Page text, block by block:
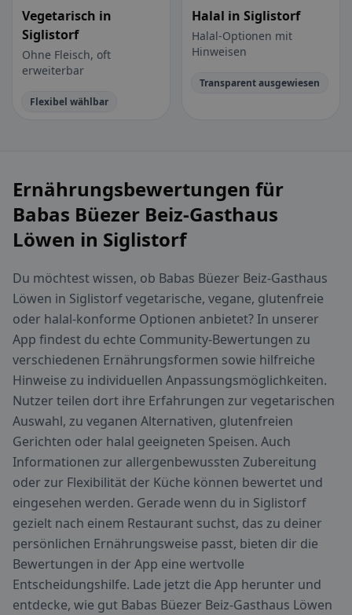
Vegetarisch in
Siglistorf
Ohne Fleisch, oft
erweiterbar
Flexibel wählbar
Halal in Siglistorf
Halal-Optionen mit
Hinweisen
Transparent ausgewiesen
Ernährungsbewertungen für
Babas Büezer Beiz-Gasthaus
Löwen in Siglistorf
Du möchtest wissen, ob Babas Büezer Beiz-Gasthaus
Löwen in Siglistorf vegetarische, vegane, glutenfreie
oder halal-konforme Optionen anbietet? In unserer
App findest du echte Community-Bewertungen zu
verschiedenen Ernährungsformen sowie hilfreiche
Hinweise zu individuellen Anpassungsmöglichkeiten.
Nutzer teilen dort ihre Erfahrungen zur vegetarischen
Auswahl, zu veganen Alternativen, glutenfreien
Gerichten oder halal geeigneten Speisen. Auch
Informationen zur allergenbewussten Zubereitung
oder zur Flexibilität der Küche können bewertet und
eingesehen werden. Gerade wenn du in Siglistorf
gezielt nach einem Restaurant suchst, das zu deiner
persönlichen Ernährungsweise passt, bieten dir die
Bewertungen in der App eine wertvolle
Entscheidungshilfe. Lade jetzt die App herunter und
entdecke, wie gut Babas Büezer Beiz-Gasthaus Löwen